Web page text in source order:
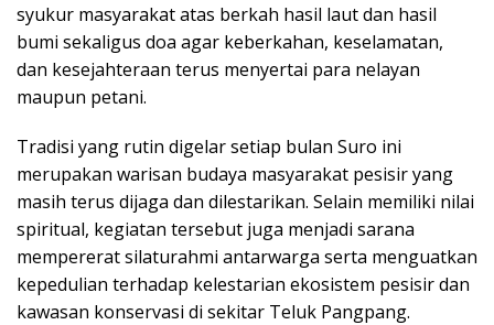
syukur masyarakat atas berkah hasil laut dan hasil
bumi sekaligus doa agar keberkahan, keselamatan,
dan kesejahteraan terus menyertai para nelayan
maupun petani.
Tradisi yang rutin digelar setiap bulan Suro ini
merupakan warisan budaya masyarakat pesisir yang
masih terus dijaga dan dilestarikan. Selain memiliki nilai
spiritual, kegiatan tersebut juga menjadi sarana
mempererat silaturahmi antarwarga serta menguatkan
kepedulian terhadap kelestarian ekosistem pesisir dan
kawasan konservasi di sekitar Teluk Pangpang.